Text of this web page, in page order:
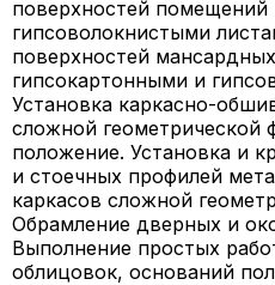
поверхностей
гипсоволокнистыми
поверхностей
гипсокартонными и
Установка каркасно-
сложной геометрической
положение. Установка и
и стоечных профилей
каркасов сложной
Обрамление дверных и
Выполнение простых
облицовок, оснований